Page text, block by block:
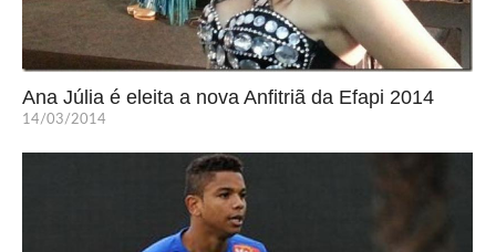
Ana Júlia é eleita a nova Anfitriã da Efapi 2014
14/03/2014